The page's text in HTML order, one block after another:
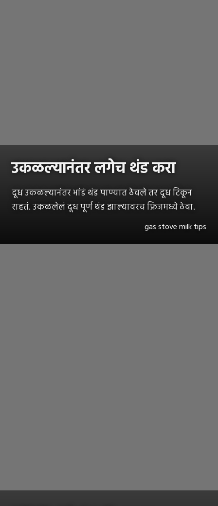
उकळल्यानंतर लगेच थंड करा
दूध उकळल्यानंतर भांडं थंड पाण्यात ठेवले तर दूध टिकून
राहतं. उकळलेलं दूध पूर्ण थंड झाल्यावरच फ्रिजमध्ये ठेवा.
gas stove milk tips